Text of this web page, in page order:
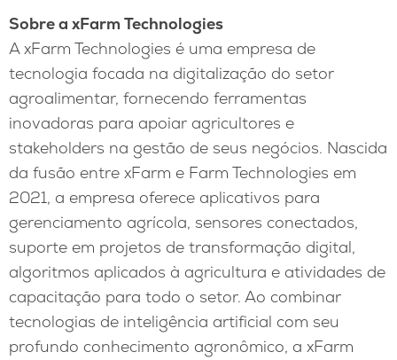
Sobre a xFarm Technologies
A xFarm Technologies é uma empresa de
tecnologia focada na digitalização do setor
agroalimentar, fornecendo ferramentas
inovadoras para apoiar agricultores e
stakeholders na gestão de seus negócios. Nascida
da fusão entre xFarm e Farm Technologies em
2021, a empresa oferece aplicativos para
gerenciamento agrícola, sensores conectados,
suporte em projetos de transformação digital,
algoritmos aplicados à agricultura e atividades de
capacitação para todo o setor. Ao combinar
tecnologias de inteligência artificial com seu
profundo conhecimento agronômico, a xFarm